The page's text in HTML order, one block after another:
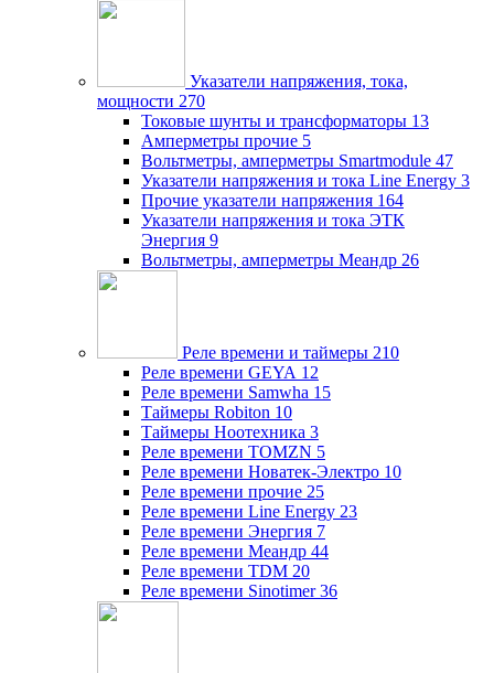
Указатели напряжения, тока,
мощности 270
Токовые шунты и трансформаторы 13
Амперметры прочие 5
Вольтметры, амперметры Smartmodule 47
Указатели напряжения и тока Line Energy 3
Прочие указатели напряжения 164
Указатели напряжения и тока ЭТК
Энергия 9
Вольтметры, амперметры Меандр 26
Реле времени и таймеры 210
Реле времени GEYA 12
Реле времени Samwha 15
Таймеры Robiton 10
Таймеры Ноотехника 3
Реле времени TOMZN 5
Реле времени Новатек-Электро 10
Реле времени прочие 25
Реле времени Line Energy 23
Реле времени Энергия 7
Реле времени Меандр 44
Реле времени TDM 20
Реле времени Sinotimer 36